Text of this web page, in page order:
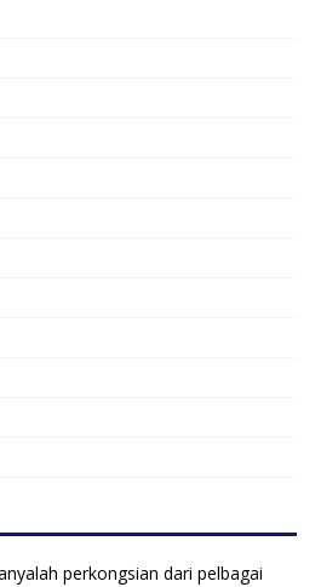
perkongsian dari pelbagai